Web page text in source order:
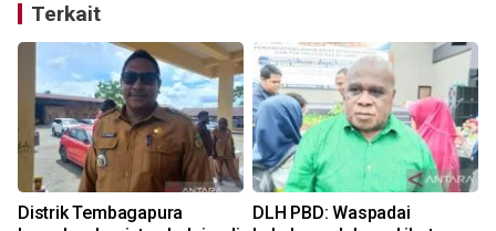
Terkait
Distrik Tembagapura
DLH PBD: Waspadai